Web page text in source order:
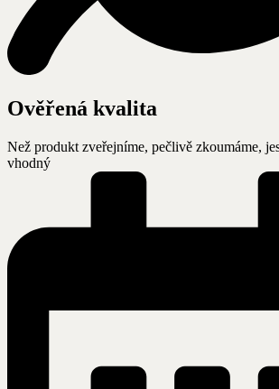
Ověřená kvalita
Než produkt zveřejníme, pečlivě zkoumáme,
vhodný